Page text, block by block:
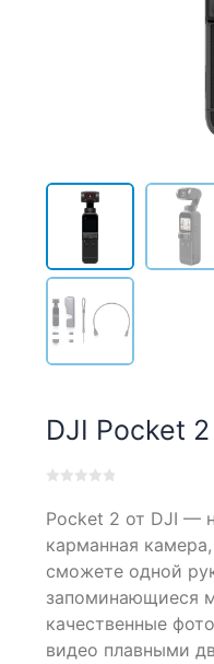
DJI Pocket 2
out
based
on
customer
ratings
Pocket 2 от DJI —
карманная
сможете одной
запоминающиеся
качественные
видео плавными